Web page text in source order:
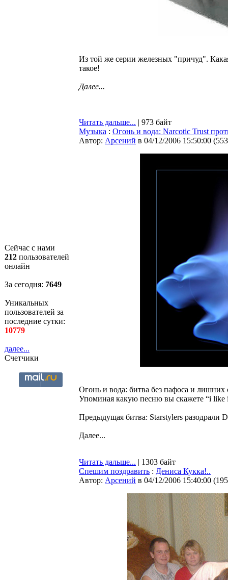
Сейчас с нами
212 пользователей
онлайн
За сегодня: 7650
Уникальных
пользователей за
последние сутки:
10779
далее...
Счетчики
Из той же серии железных "причуд".
такое!
Далее...
Читать дальше... | 973 байт
Музыка : Огонь и вода: Narcotic Trust
Автор: Арсений в 04/12/2006 15:50:00 (
Огонь и вода: битва без пафоса и лишних
Упоминая какую песню вы скажете “i like
Предыдущая битва: Starstylers разодрали
Далее...
Читать дальше... | 1303 байт
Спешим поздравить : Дениса Кукка!..
Автор: Арсений в 04/12/2006 15:40:00 (